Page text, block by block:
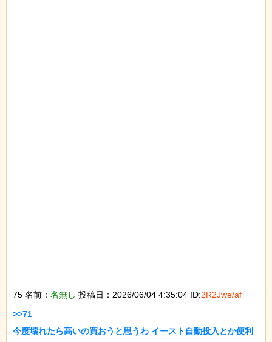
75 名前： 名無し 投稿日：2026/06/04 4:35:04 ID:2R2Jwe/af
>>71
今度壊れたら高いの買おうと思うわ イースト自動投入とか便利